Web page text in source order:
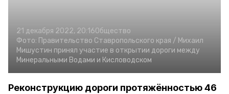
21 декабря 2022, 20:16Общество
Фото: Правительство Ставропольского края / Михаил
Мишустин принял участие в открытии дороги между
Минеральными Водами и Кисловодском
Реконструкцию дороги протяжённостью 46